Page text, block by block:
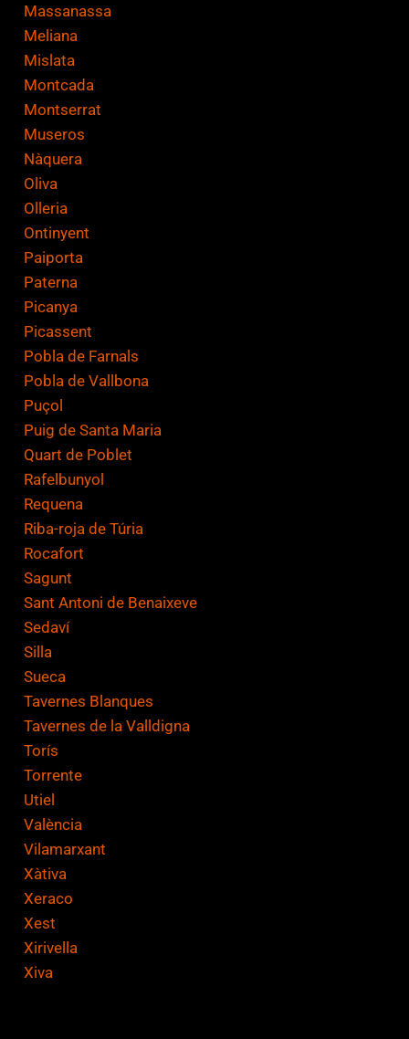
Massanassa
Meliana
Mislata
Montcada
Montserrat
Museros
Nàquera
Oliva
Olleria
Ontinyent
Paiporta
Paterna
Picanya
Picassent
Pobla de Farnals
Pobla de Vallbona
Puçol
Puig de Santa Maria
Quart de Poblet
Rafelbunyol
Requena
Riba-roja de Túria
Rocafort
Sagunt
Sant Antoni de Benaixeve
Sedaví
Silla
Sueca
Tavernes Blanques
Tavernes de la Valldigna
Torís
Torrente
Utiel
València
Vilamarxant
Xàtiva
Xeraco
Xest
Xirivella
Xiva